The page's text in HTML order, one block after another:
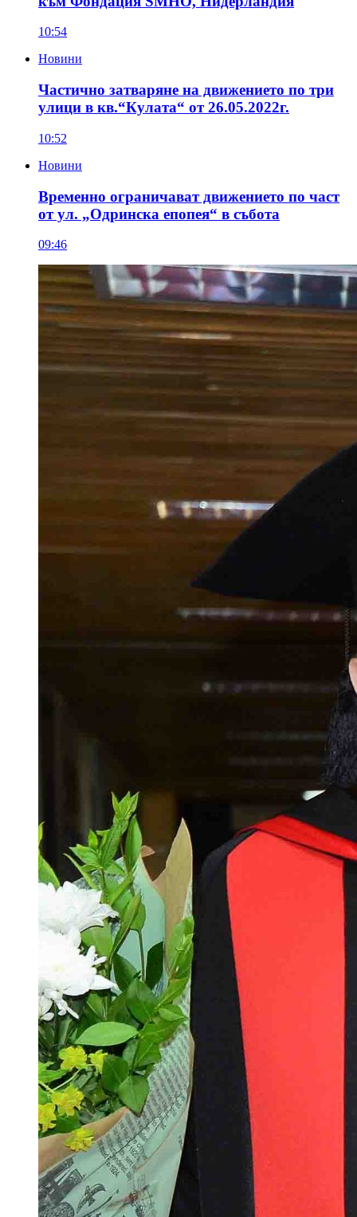
10:54
Новини
Частично затваряне на движението по три
улици в кв.“Кулата“ от 26.05.2022г.
10:52
Новини
Временно ограничават движението по част
от ул. „Одринска епопея“ в събота
09:46